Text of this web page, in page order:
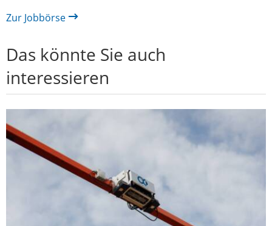
Zur Jobbörse
Das könnte Sie auch
interessieren